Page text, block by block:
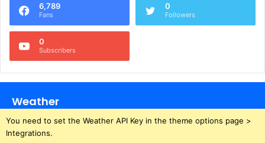
6,789
Fans
0
Followers
0
Subscribers
Weather
You need to set the Weather API Key in the theme options page >
Integrations.